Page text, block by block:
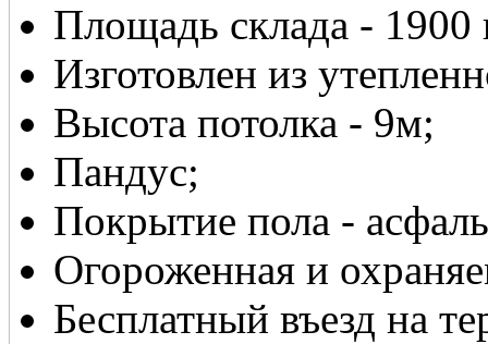
Площадь склада - 1900
Изготовлен из
Высота потолка - 9м;
Пандус;
Покрытие пола -
Огороженная и
Бесплатный въезд на